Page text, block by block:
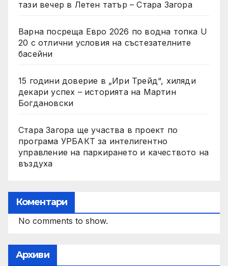
тази вечер в Летен татър – Стара Загора
Варна посреща Евро 2026 по водна топка U
20 с отлични условия на състезателните
басейни
15 години доверие в „Ири Трейд“, хиляди
декари успех – историята на Мартин
Богдановски
Стара Загора ще участва в проект по
програма УРБАКТ за интелигентно
управление на паркирането и качеството на
въздуха
Коментари
No comments to show.
Архиви